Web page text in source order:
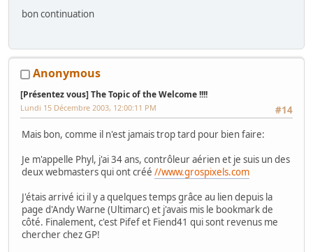
bon continuation
Anonymous
[Présentez vous] The Topic of the Welcome !!!!
#14
Lundi 15 Décembre 2003, 12:00:11 PM
Mais bon, comme il n'est jamais trop tard pour bien faire:
Je m'appelle Phyl, j'ai 34 ans, contrôleur aérien et je suis un des
deux webmasters qui ont créé //www.grospixels.com
J'étais arrivé ici il y a quelques temps grâce au lien depuis la
page d'Andy Warne (Ultimarc) et j'avais mis le bookmark de
côté. Finalement, c'est Pifef et Fiend41 qui sont revenus me
chercher chez GP!